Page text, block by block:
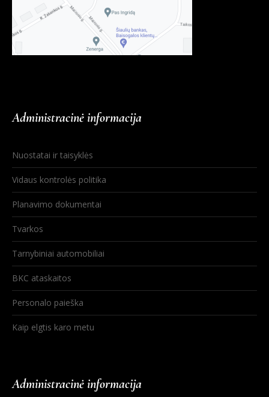
Administracinė informacija
Nuostatai ir taisyklės
Vidaus kontrolės politika
Planavimo dokumentai
Tvarkos
Tarnybiniai automobiliai
BKC ataskaitos
Personalo paieška
Kaip elgtis karo metu
Administracinė informacija